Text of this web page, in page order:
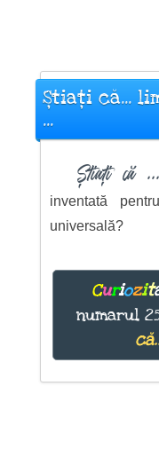
Știați că...
...
Știați că ...
inventată
universală?
Curiozit
numarul